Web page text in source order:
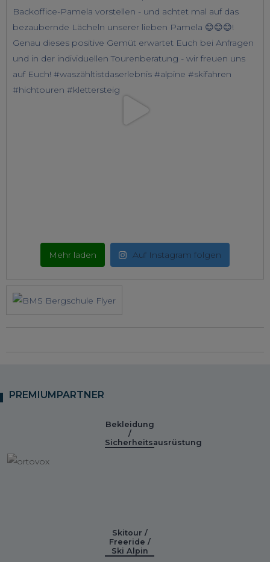
Mehr laden Auf Instagram folgen
PREMIUMPARTNER
Bekleidung
/
Sicherheitsausrüstung
Skitour /
Freeride /
Ski Alpin